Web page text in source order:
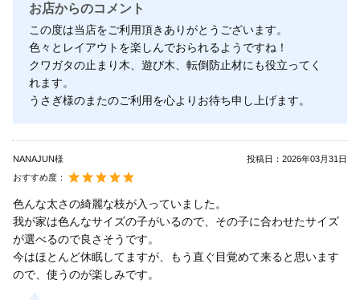
お店からのコメント
この度は当店をご利用頂きありがとうございます。
色々とレイアウトを楽しんでおられるようですね！
クワガタの止まり木、遊び木、転倒防止材にも役立ってく
れます。
うさぎ様のまたのご利用を心よりお待ち申し上げます。
NANAJUN様 投稿日： 2026年03月31日
おすすめ度：
色んな太さの綺麗な枝が入っていました。
我が家は色んなサイズの子がいるので、その子に合わせたサイズ
が選べるので良さそうです。
今はほとんど休眠してますが、もう直ぐ目覚めて来ると思います
ので、使うのが楽しみです。